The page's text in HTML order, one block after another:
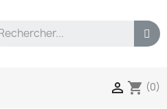
 shopping_cart (0)